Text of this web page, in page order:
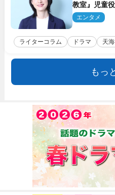
教室』児童
エンタメ
ライターコラム ドラマ 天
もっ